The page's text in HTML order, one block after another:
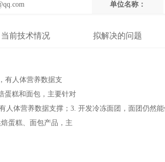
单位名称：
当前技术情况 拟解决的问题
有人体营养数据支
蛋糕和面包，主要针对
人体营养数据支撑；3. 开发冷冻面团，面团仍然
蛋糕、面包产品，主